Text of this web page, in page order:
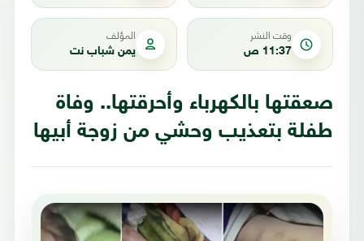
وقت النشر
11:37 ص
المؤلف
يمن شباب نت
صعقتها بالكهرباء وأحرقتها.. وفاة
طفلة بتعذيب وحشي من زوجة أبيها